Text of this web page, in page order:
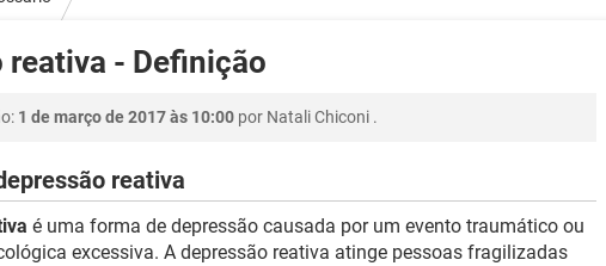
reativa - Definição
1 de março de 2017 às 10:00 por Natali Chiconi .
reativa
é uma forma de depressão causada por um evento traumático ou
excessiva. A depressão reativa atinge pessoas fragilizadas